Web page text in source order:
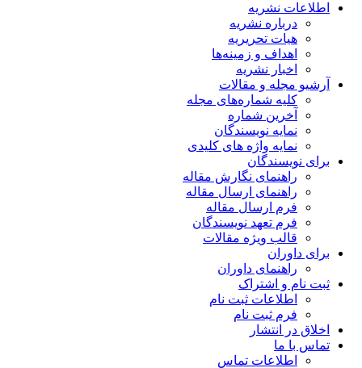
اطلاعات نشریه
درباره نشریه
هیات تحریریه
اهداف و زمینه‌ها
اخبار نشریه
آرشیو مجله و مقالات
کلیه شماره‌های مجله
آخرین شماره
نمایه نویسندگان
نمایه واژه های کلیدی
برای نویسندگان
راهنمای نگارش مقاله
راهنمای ارسال مقاله
فرم ارسال مقاله
فرم تعهد نویسندگان
قالب ویژه مقالات
برای داوران
راهنمای داوران
ثبت نام و اشتراک
اطلاعات ثبت نام
فرم ثبت نام
اخلاق در انتشار
تماس با ما
اطلاعات تماس